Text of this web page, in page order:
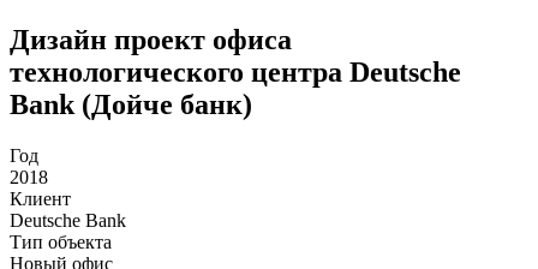
Дизайн проект офиса
технологического центра Deutsche
Bank (Дойче банк)
Год
2018
Клиент
Deutsche Bank
Тип объекта
Новый офис